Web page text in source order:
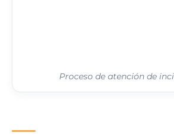
Proceso de atención de